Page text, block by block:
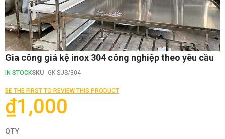
Skip
the
of
the
images
gallery
Gia công giá kệ inox 304 công nghiệp theo yêu cầu
IN STOCKSKU GK-SUS/304
BE THE FIRST TO REVIEW THIS PRODUCT
₫1,000
QTY